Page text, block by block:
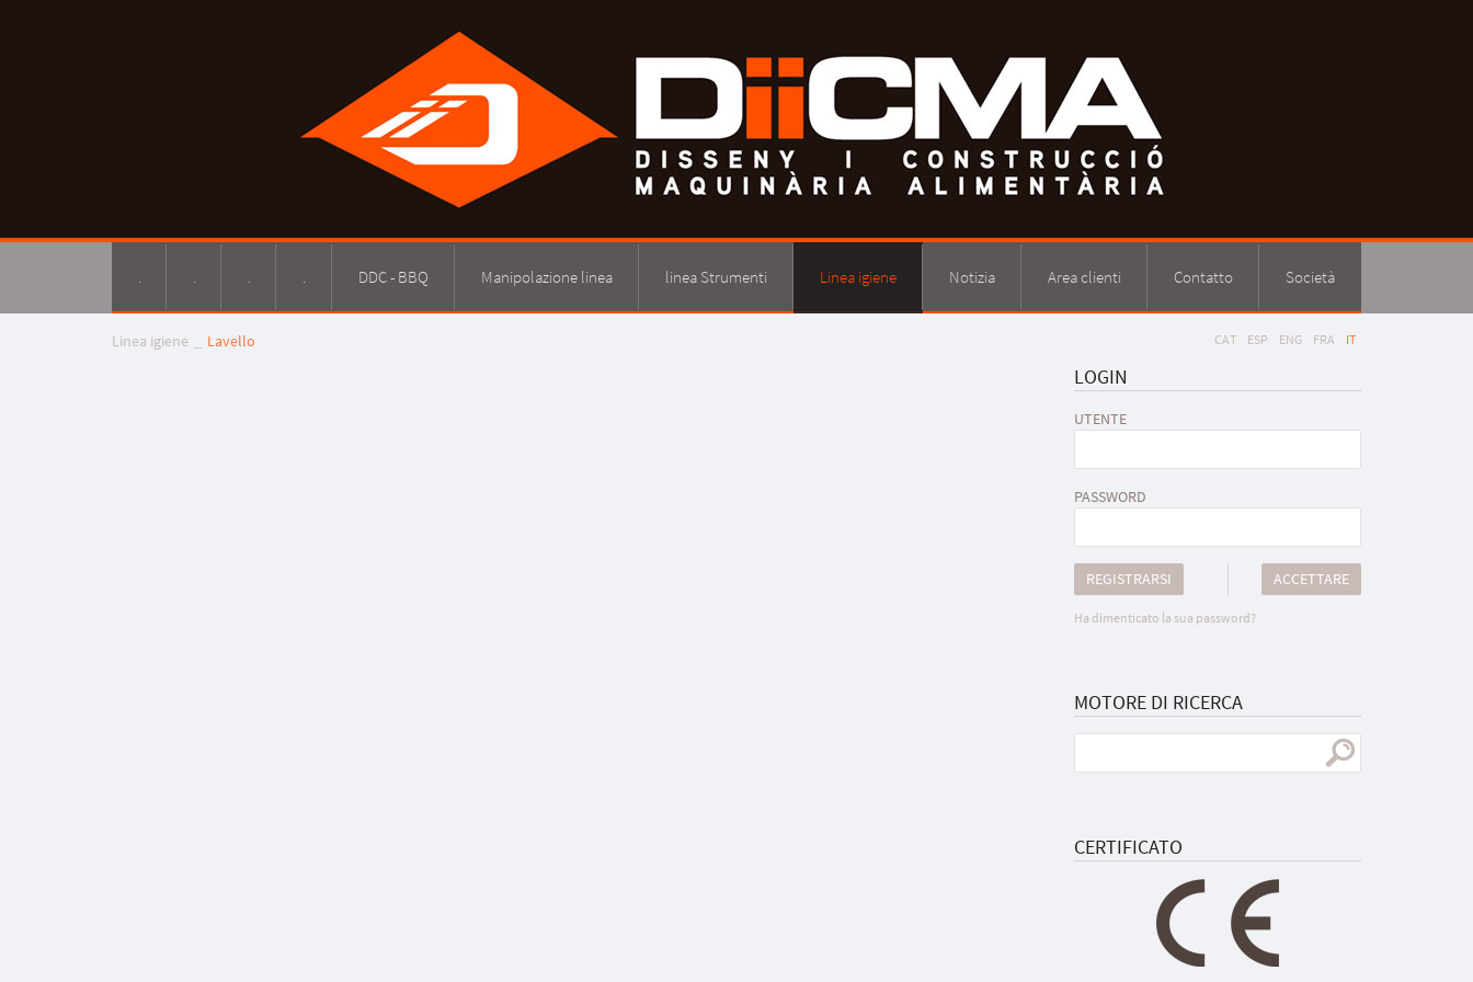
. . . . DDC - BBQ Manipolazione linea linea Strumenti Linea igiene Notizia Area clienti Contatto Società
Linea igiene Lavello CAT ESP ENG FRA IT
LOGIN
UTENTE
PASSWORD
ACCETTARE
REGISTRARSI
Ha dimenticato la sua password?
MOTORE DI RICERCA
CERTIFICATO